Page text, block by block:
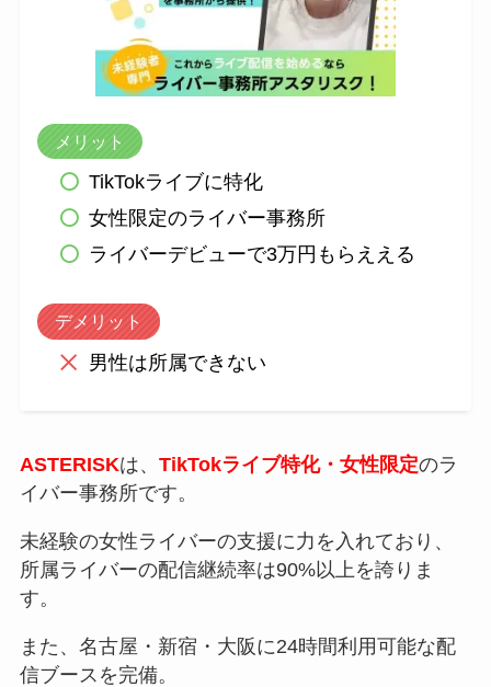
メリット
TikTokライブに特化
女性限定のライバー事務所
ライバーデビューで3万円もらええる
デメリット
男性は所属できない
ASTERISKは、 TikTokライブ特化・女性限定のラ
イバー事務所です。
未経験の女性ライバーの支援に力を入れており、
所属ライバーの配信継続率は90%以上を誇りま
す。
また、名古屋・新宿・大阪に24時間利用可能な配
信ブースを完備。